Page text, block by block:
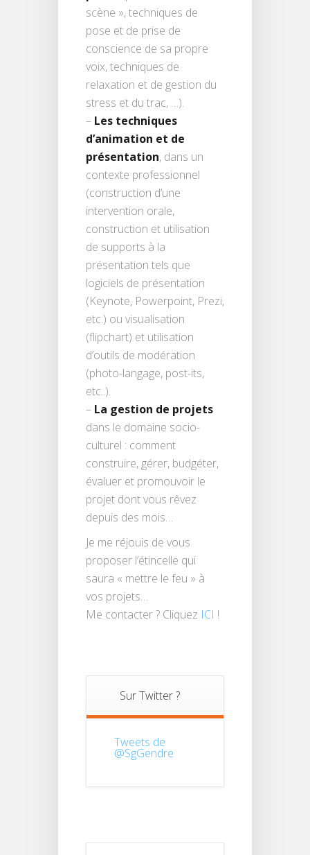
scène », techniques de
pose et de prise de
conscience de sa propre
voix, techniques de
relaxation et de gestion du
stress et du trac, …).
– Les techniques
d’animation et de
présentation, dans un
contexte professionnel
(construction d’une
intervention orale,
construction et utilisation
de supports à la
présentation tels que
logiciels de présentation
(Keynote, Powerpoint, Prezi,
etc.) ou visualisation
(flipchart) et utilisation
d’outils de modération
(photo-langage, post-its,
etc..).
– La gestion de projets
dans le domaine socio-
culturel : comment
construire, gérer, budgéter,
évaluer et promouvoir le
projet dont vous rêvez
depuis des mois…
Je me réjouis de vous
proposer l’étincelle qui
saura « mettre le feu » à
vos projets…
Me contacter ? Cliquez ICI !
Sur Twitter ?
Tweets de
@SgGendre